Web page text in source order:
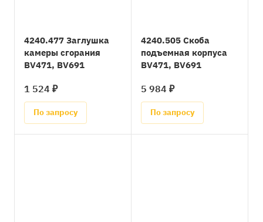
4240.477 Заглушка
камеры сгорания
BV471, BV691
1 524 ₽
По запросу
4240.505 Скоба
подъемная корпуса
BV471, BV691
5 984 ₽
По запросу